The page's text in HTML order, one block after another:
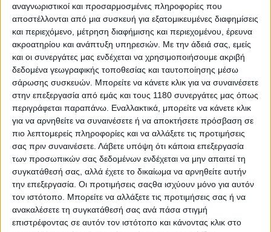
αναγνωριστικοί και προσαρμοσμένες πληροφορίες που
αποστέλλονται από μια συσκευή για εξατομικευμένες διαφημίσεις
και περιεχόμενο, μέτρηση διαφήμισης και περιεχομένου, έρευνα
ακροατηρίου και ανάπτυξη υπηρεσιών. Με την άδειά σας, εμείς
και οι συνεργάτες μας ενδέχεται να χρησιμοποιήσουμε ακριβή
δεδομένα γεωγραφικής τοποθεσίας και ταυτοποίησης μέσω
σάρωσης συσκευών. Μπορείτε να κάνετε κλικ για να συναινέσετε
στην επεξεργασία από εμάς και τους 1180 συνεργάτες μας όπως
περιγράφεται παραπάνω. Εναλλακτικά, μπορείτε να κάνετε κλικ
για να αρνηθείτε να συναινέσετε ή να αποκτήσετε πρόσβαση σε
πιο λεπτομερείς πληροφορίες και να αλλάξετε τις προτιμήσεις
σας πριν συναινέσετε. Λάβετε υπόψη ότι κάποια επεξεργασία
των προσωπικών σας δεδομένων ενδέχεται να μην απαιτεί τη
συγκατάθεσή σας, αλλά έχετε το δικαίωμα να αρνηθείτε αυτήν
την επεξεργασία. Οι προτιμήσεις σαςθα ισχύουν μόνο για αυτόν
τον ιστότοπο. Μπορείτε να αλλάξετε τις προτιμήσεις σας ή να
ανακαλέσετε τη συγκατάθεσή σας ανά πάσα στιγμή
επιστρέφοντας σε αυτόν τον ιστότοπο και κάνοντας κλικ στο
Διοικητικό πρόστιμο 5.000 ευρώ σε πρατήριο
καυσίμων στο Μενίδι
Η Διεύθυνση Ανάπτυξης Περιφερειακής Ενότητατας
Ανατολικής Αττικής επέβαλε πρόστιμο ύψους 5.000 ευρώ σε
εταιρεία πετρελαιοειδών, μετά τον εντοπισμό παραβιασμένης
σφραγίδας ασφαλείας σε αντλία πετρελαίο...
Επικαιρότητα
1.000 παραβιάσεις για κινητό σε 4 μέρες από μία
μόνο κάμερα ΑΙ: 500 με κόκκινο σε κεντρική
διασταύρωση
Παρότι βρίσκονται ακόμη σε φάση “εκπαίδευσης”, οι νέες
κάμερες με Τεχνητή Νοημοσύνη στην Αττική κατέ...
Επικαιρότητα
Νέα έξοδος στην Αττική Οδό στη Μεταμόρφωση